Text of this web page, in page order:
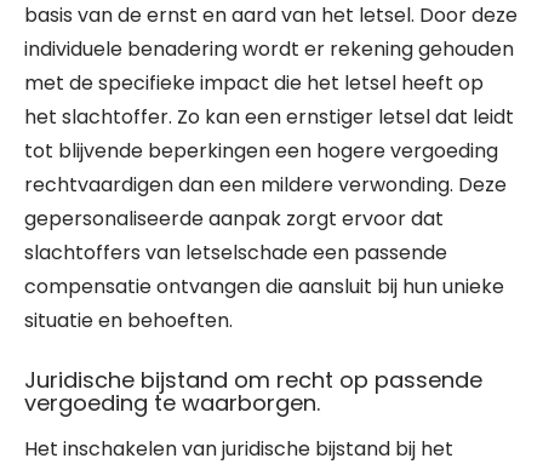
basis van de ernst en aard van het letsel. Door deze
individuele benadering wordt er rekening gehouden
met de specifieke impact die het letsel heeft op
het slachtoffer. Zo kan een ernstiger letsel dat leidt
tot blijvende beperkingen een hogere vergoeding
rechtvaardigen dan een mildere verwonding. Deze
gepersonaliseerde aanpak zorgt ervoor dat
slachtoffers van letselschade een passende
compensatie ontvangen die aansluit bij hun unieke
situatie en behoeften.
Juridische bijstand om recht op passende
vergoeding te waarborgen.
Het inschakelen van juridische bijstand bij het